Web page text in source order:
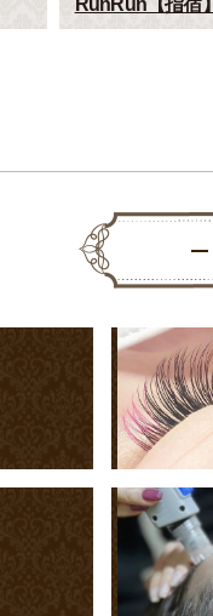
RunRun【指宿】